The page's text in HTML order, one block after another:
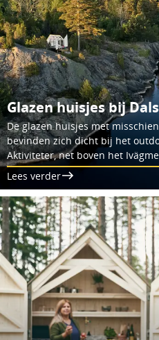
Glazen huisjes bij
De glazen huisjes met
bevinden zich dicht bij het
Aktiviteter, net boven het
Lees verder